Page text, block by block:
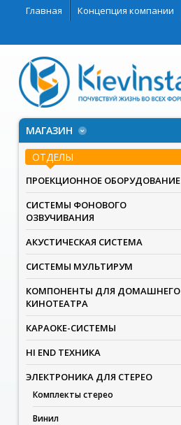
Главная Концепция компании
МАГАЗИН
ОТДЕЛЫ
ПРОЕКЦИОННОЕ ОБОРУДОВАНИЕ
СИСТЕМЫ ФОНОВОГО
ОЗВУЧИВАНИЯ
АКУСТИЧЕСКАЯ СИСТЕМА
СИСТЕМЫ МУЛЬТИРУМ
КОМПОНЕНТЫ ДЛЯ ДОМАШНЕГО
КИНОТЕАТРА
КАРАОКЕ-СИСТЕМЫ
HI END ТЕХНИКА
ЭЛЕКТРОНИКА ДЛЯ СТЕРЕО
Комплекты стерео
Винил